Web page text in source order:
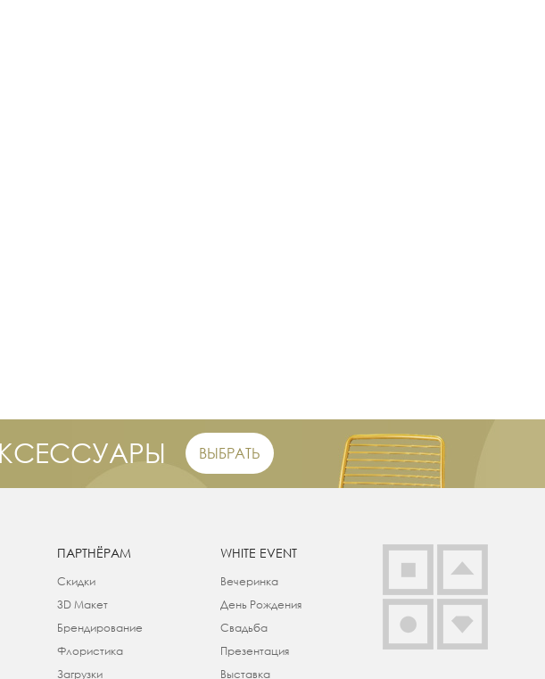
ВЫБРАТЬ
ПАРТНЁРАМ
Скидки
3D Макет
Брендирование
Флористика
Загрузки
WHITE EVENT
Вечеринка
День Рождения
Свадьба
Презентация
Выставка